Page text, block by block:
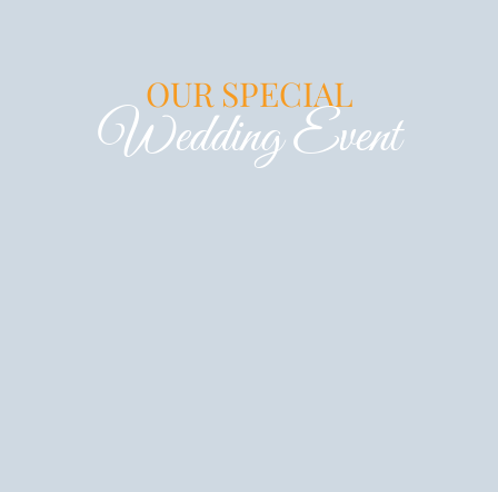
OUR SPECIAL
Wedding Event